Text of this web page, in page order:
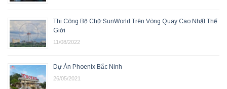
Thi Công Bộ Chữ SunWorld Trên Vòng Quay Cao Nhất Thế
Giới
11/08/2022
Dự Án Phoenix Bắc Ninh
26/05/2021